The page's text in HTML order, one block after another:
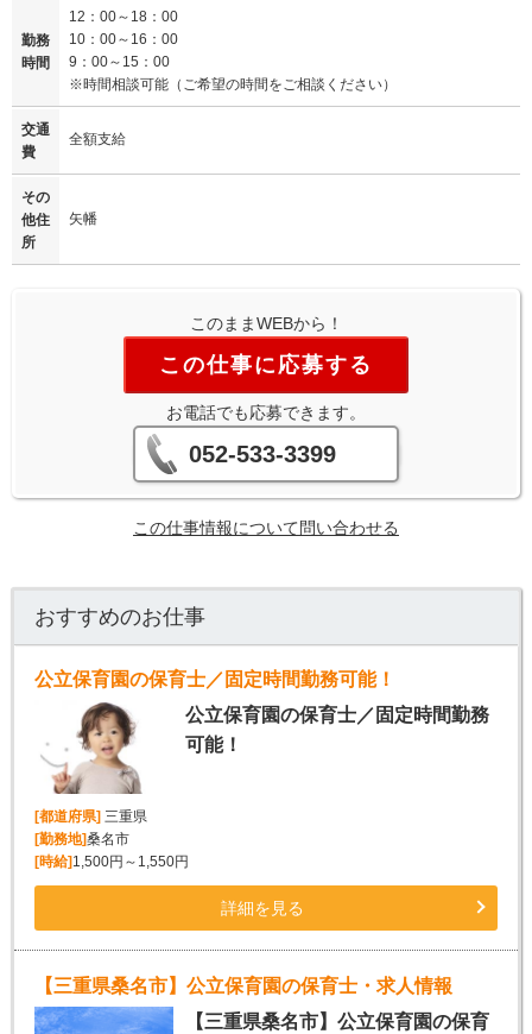
勤務
時間
12：00～18：00
10：00～16：00
9：00～15：00
※時間相談可能（ご希望の時間をご相談ください）
交通
費
全額支給
その
他住
所
矢幡
このままWEBから！
この仕事に応募する
お電話でも応募できます。
052-533-3399
この仕事情報について問い合わせる
おすすめのお仕事
公立保育園の保育士／固定時間勤務可能！
公立保育園の保育士／固定時間勤務
可能！
[都道府県]三重県
[勤務地]桑名市
[時給]1,500円～1,550円
詳細を見る
【三重県桑名市】公立保育園の保育士・求人情報
【三重県桑名市】公立保育園の保育